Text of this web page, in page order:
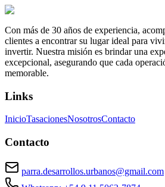
Con más de 30 años de experiencia,
clientes a encontrar su lugar ideal para
invertir. Nuestra misión es brindar una
excepcional, asegurando que cada
memorable.
Links
InicioTasacionesNosotrosContacto
Contacto
parra.desarrollos.urbanos@gmail.com